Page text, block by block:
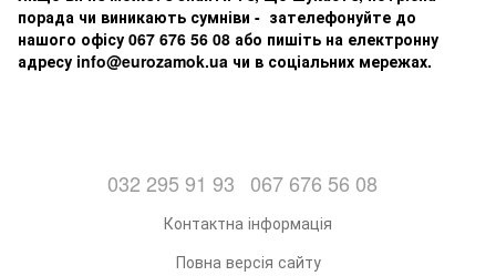
порада чи виникають сумніви - зателефонуйте до
нашого офісу 067 676 56 08 або пишіть на електронну
адресу info@eurozamok.ua чи в соціальних мережах.
032 295 91 93 067 676 56 08
Контактна інформація
Повна версія сайту